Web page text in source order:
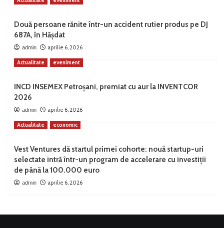
Două persoane rănite într-un accident rutier produs pe DJ
687A, în Hășdat
admin aprilie 6, 2026
Actualitate eveniment
INCD INSEMEX Petroșani, premiat cu aur la INVENTCOR
2026
admin aprilie 6, 2026
Actualitate economic
Vest Ventures dă startul primei cohorte: nouă startup-uri
selectate intră într-un program de accelerare cu investiții
de până la 100.000 euro
admin aprilie 6, 2026